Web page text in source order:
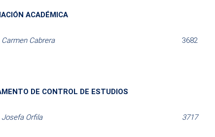
ACADÉMICA
Cabrera 3682
DE CONTROL DE ESTUDIOS
Orfila 3717